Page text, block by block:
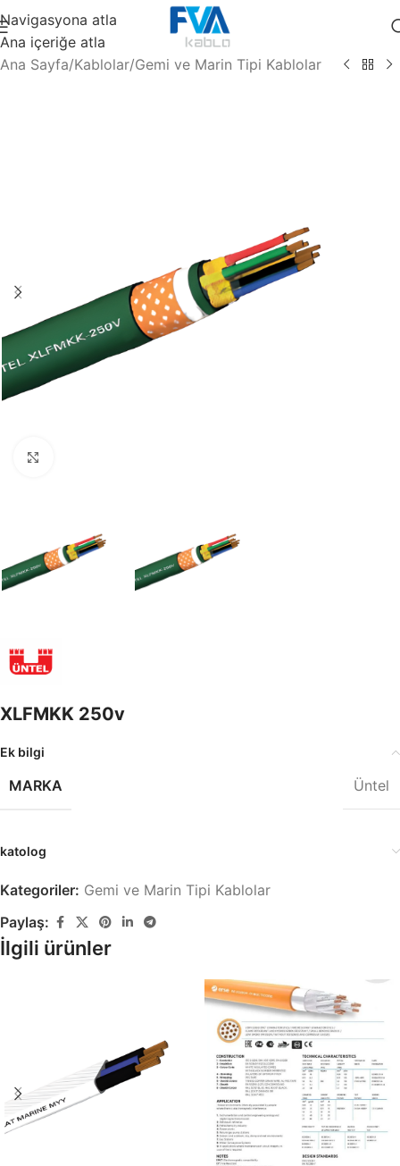
Navigasyona atla
Ana içeriğe atla
Ana Sayfa/Kablolar/Gemi ve Marin Tipi Kablolar
XLFMKK 250v
Ek bilgi
MARKA Üntel
katolog
Kategoriler: Gemi ve Marin Tipi Kablolar
Paylaş:
İlgili ürünler